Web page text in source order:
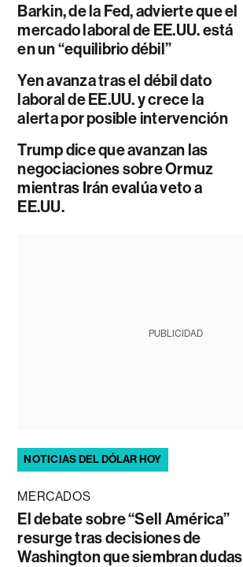
Barkin, de la Fed, advierte que el
mercado laboral de EE.UU. está
en un “equilibrio débil”
Yen avanza tras el débil dato
laboral de EE.UU. y crece la
alerta por posible intervención
Trump dice que avanzan las
negociaciones sobre Ormuz
mientras Irán evalúa veto a
EE.UU.
PUBLICIDAD
NOTICIAS DEL DÓLAR HOY
MERCADOS
El debate sobre “Sell América”
resurge tras decisiones de
Washington que siembran dudas